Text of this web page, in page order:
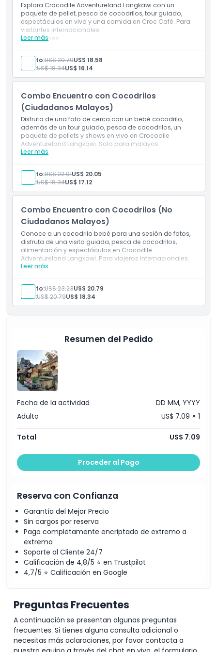
Explora Crocodile Adventureland Langkawi con un
paquete de pellet, pesca de cocodrilos, tour guiado,
espectáculos en vivo y una comida en Croc Café. Para
visitantes internacionales.
Leer más
Incluciones
1 pellet para alimentar cocodrilos juveniles
Tour guiado (en grupo)
Experiencia de pesca de cocodrilos
Sesión interactiva con cocodrilos
Adulto:US$ 20.79US$ 18.58
Niño:US$ 18.34US$ 16.14
Combo Encuentro con Cocodrilos
(Ciudadanos Malayos)
Disfruta de una foto de cerca con un bebé cocodrilo,
además de un tour guiado, pesca de cocodrilos, un
paquete de pellets y shows en vivo en Crocodile
Adventureland Langkawi. Solo para malayos.
Leer más
Incluye
1 pellet para alimentar cocodrilos jóvenes
Tour guiado (en grupo)
Experiencia de pesca de cocodrilos
Sesión interactiva con cocodrilos
Adulto:US$ 22.01US$ 20.05
Niño:US$ 18.34US$ 17.12
Combo Encuentro con Cocodrilos (No
Ciudadanos Malayos)
Conoce a un cocodrilo bebé para una sesión de fotos,
disfruta de una visita guiada, pesca de cocodrilos,
alimentación y espectáculos en Crocodile
Adventureland Langkawi. Para viajeros internacionales.
Leer más
Incluye
1 pellet para la alimentación de cocodrilos juveniles
Visita guiada (en grupo)
Experiencia de pesca de cocodrilos
Adulto:US$ 23.23US$ 20.79
Niño:US$ 20.79US$ 18.34
Resumen del Pedido
Fecha de la actividad
DD MM, YYYY
Adulto
US$ 7.09 × 1
Total US$ 7.09
Proceder al Pago
Reserva con Confianza
Garantía del Mejor Precio
Sin cargos por reserva
Pago completamente encriptado de extremo a
extremo
Soporte al Cliente 24/7
Calificación de 4,8/5 ⭐ en Trustpilot
4,7/5 ⭐ Calificación en Google
Preguntas Frecuentes
A continuación se presentan algunas preguntas
frecuentes. Si tienes alguna consulta adicional o
necesitas más aclaraciones, por favor contacta a